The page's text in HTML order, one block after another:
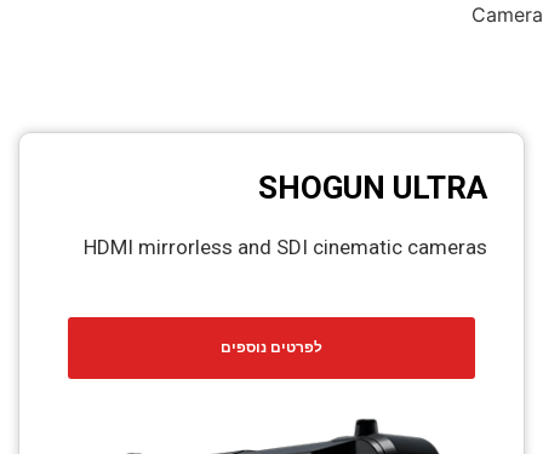
PTZ Confrence Camera
C-Mount Lenss
Professional Video Equipment
Fiber Optic
AV over IP
CCTV
Camera
SHOGUN ULTRA
HDMI mirrorless and SDI cinematic cameras
לפרטים נוספים